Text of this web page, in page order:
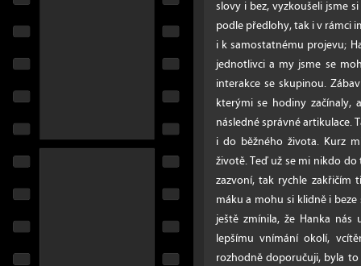
slovy i bez, vyzkoušeli jsme
podle předlohy, tak i v rámci
i k samostatnému projevu;
jednotlivci a my jsme se
interakce se skupinou.
kterými se hodiny
následné správné artikulace.
i do běžného života. Kurz
životě. Teď už se mi nikdo
zazvoní, tak rychle
máku a mohu si klidně i
ještě zmínila, že Hanka nás
lepšímu vnímání okolí,
rozhodně doporučuji, byla